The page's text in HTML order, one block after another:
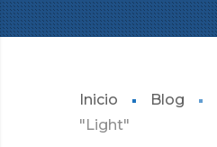
Inicio Blog
"Light"